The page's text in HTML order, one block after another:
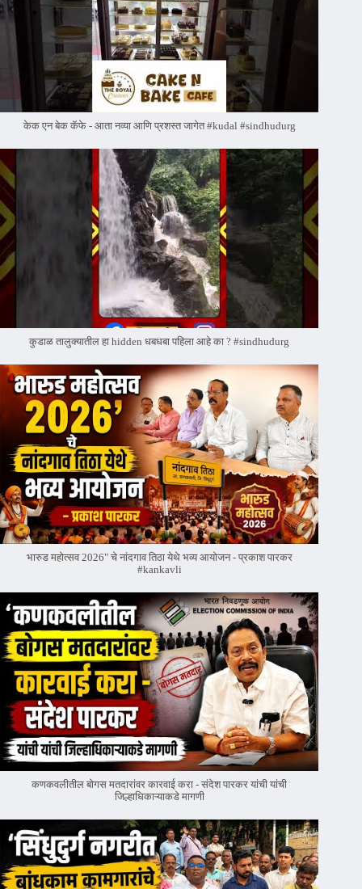
केक एन बेक कॅफे - आता नव्या आणि प्रशस्त जागेत #kudal #sindhudurg
कुडाळ तालुक्यातील हा hidden धबधबा पहिला आहे का ? #sindhudurg
भारुड महोत्सव 2026" चे नांदगाव तिठा येथे भव्य आयोजन - प्रकाश पारकर
#kankavli
कणकवलीतील बोगस मतदारांवर‌ कारवाई करा - संदेश पारकर यांची यांची
जिल्हाधिकाऱ्याकडे मागणी